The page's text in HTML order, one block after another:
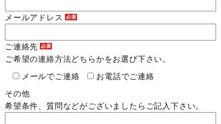
メールアドレス
ご連絡先
ご希望の連絡方法どちらかをお選び下さい。
メールでご連絡 お電話でご連絡
その他
希望条件、質問などがございましたらご記入下さい。